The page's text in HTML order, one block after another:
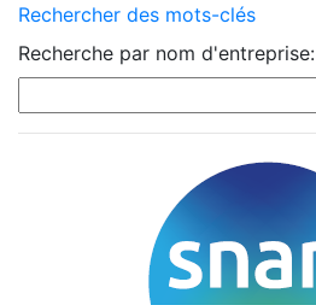
Rechercher des mots-clés
Recherche par nom d'entreprise: